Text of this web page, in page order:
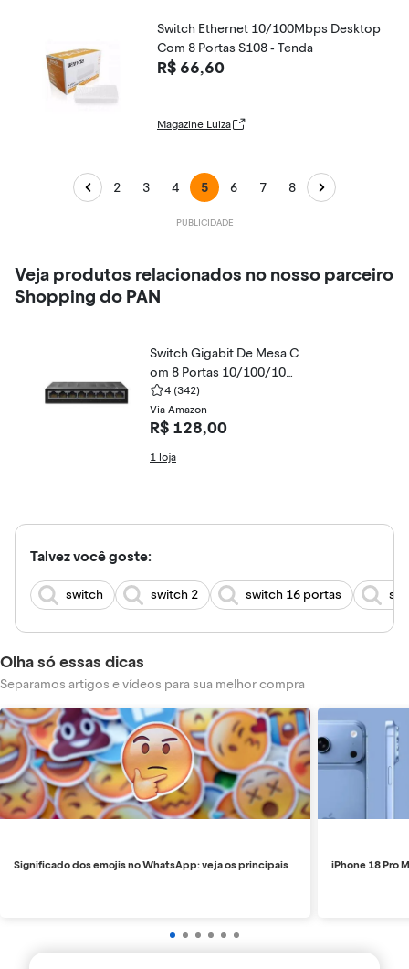
Switch Ethernet 10/100Mbps Desktop
Com 8 Portas S108 - Tenda
R$ 66,60
Magazine Luiza
2 3 4 5 6 7 8
Veja produtos relacionados no nosso parceiro
Shopping do PAN
Switch Gigabit De Mesa C
om 8 Portas 10/100/100
0 Ls1008G Smb
4 (342)
Via Amazon
R$ 128,00
1 loja
Talvez você goste:
switch switch 2 switch 16 portas
Olha só essas dicas
Separamos artigos e vídeos para sua melhor compra
Significado dos emojis no WhatsApp: veja os principais iPhone 18 Pro